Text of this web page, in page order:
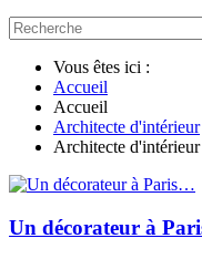
Vous êtes ici :
Accueil
Accueil
Architecte d'intérieur
Architecte d'intérieur
Un décorateur à